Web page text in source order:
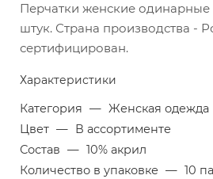
Перчатки женские одинарные
штук. Страна производства -
сертифицирован.
Характеристики
Категория — Женская одежда
Цвет — В ассортименте
Состав — 10% акрил
Количество в упаковке — 10